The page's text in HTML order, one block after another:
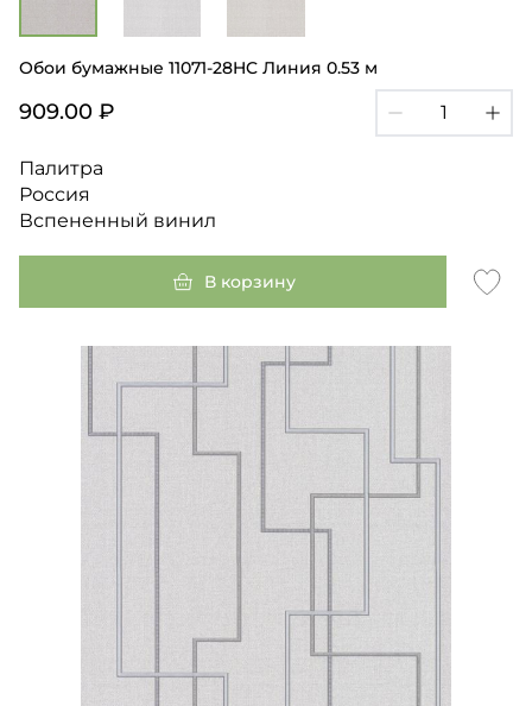
Обои бумажные 11071-28HC Линия 0.53 м
909.00 ₽
Палитра
Россия
Вспененный винил
В корзину